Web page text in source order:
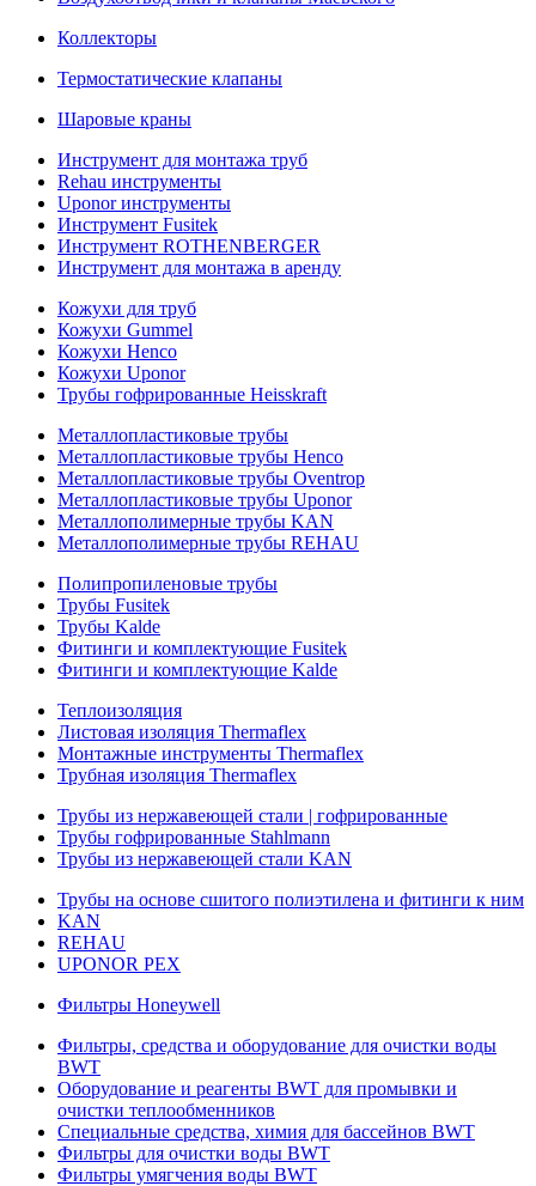
Коллекторы
Термостатические клапаны
Шаровые краны
Инструмент для монтажа труб
Rehau инструменты
Uponor инструменты
Инструмент Fusitek
Инструмент ROTHENBERGER
Инструмент для монтажа в аренду
Кожухи для труб
Кожухи Gummel
Кожухи Henco
Кожухи Uponor
Трубы гофрированные Heisskraft
Металлопластиковые трубы
Металлопластиковые трубы Henco
Металлопластиковые трубы Oventrop
Металлопластиковые трубы Uponor
Металлополимерные трубы KAN
Металлополимерные трубы REHAU
Полипропиленовые трубы
Трубы Fusitek
Трубы Kalde
Фитинги и комплектующие Fusitek
Фитинги и комплектующие Kalde
Теплоизоляция
Листовая изоляция Thermaflex
Монтажные инструменты Thermaflex
Трубная изоляция Thermaflex
Трубы из нержавеющей стали | гофрированные
Трубы гофрированные Stahlmann
Трубы из нержавеющей стали KAN
Трубы на основе сшитого полиэтилена и фитинги к ним
KAN
REHAU
UPONOR PEX
Фильтры Honeywell
Фильтры, средства и оборудование для очистки воды
BWT
Оборудование и реагенты BWT для промывки и
очистки теплообменников
Специальные средства, химия для бассейнов BWT
Фильтры для очистки воды BWT
Фильтры умягчения воды BWT